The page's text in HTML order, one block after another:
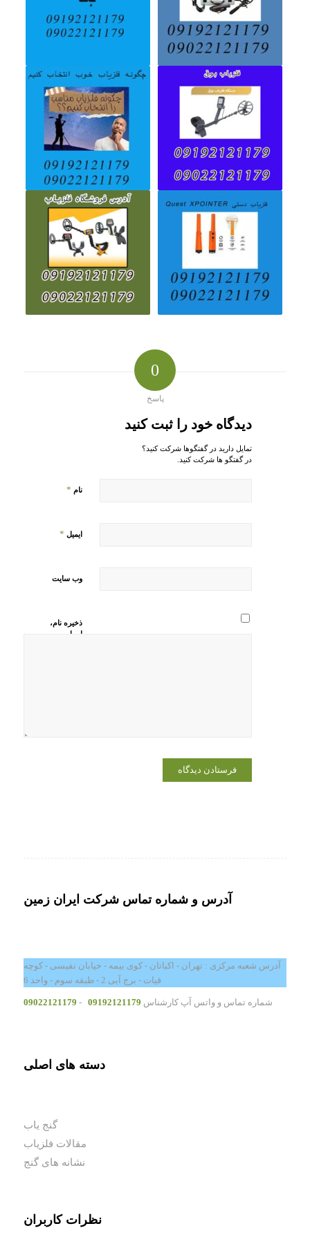
0
پاسخ
دیدگاه خود را ثبت کنید
تمایل دارید در گفتگوها شرکت کنید؟
در گفتگو ها شرکت کنید.
نام *
ایمیل *
وب‌ سایت
ذخیره نام،
ایمیل و
آدرس و شماره تماس شرکت ایران زمین
آدرس شعبه مرکزی : تهران - اکباتان - کوی بیمه - خیابان نفیسی - کوچه
فیات - برج آبی 2 - طبقه سوم - واحد 6
شماره تماس و واتس آپ کارشناس 09192121179
-
09022121179
دسته های اصلی
گنج یاب
مقالات فلزیاب
نشانه های گنج
نظرات کاربران